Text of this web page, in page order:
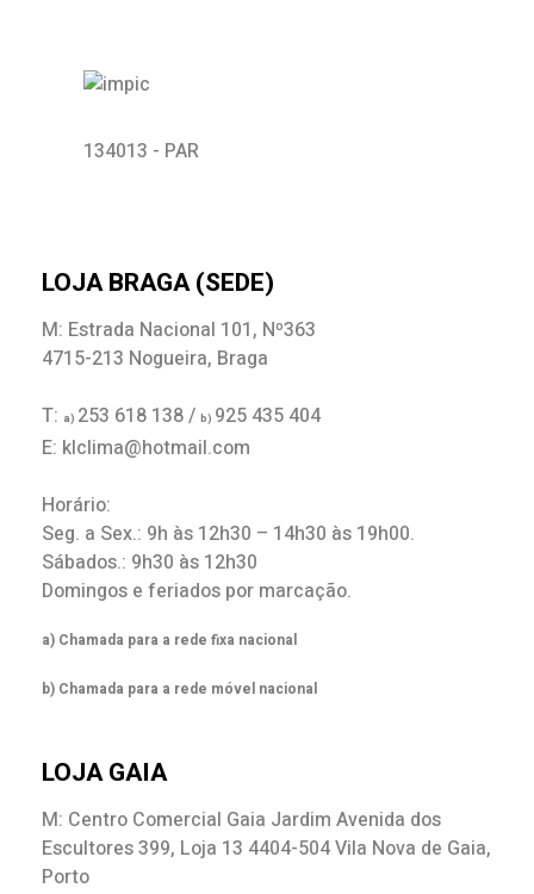
134013 - PAR
LOJA BRAGA (SEDE)
M: Estrada Nacional 101, Nº363
4715-213 Nogueira, Braga
T: a) 253 618 138 / b) 925 435 404
E: klclima@hotmail.com
Horário:
Seg. a Sex.: 9h às 12h30 – 14h30 às 19h00.
Sábados.: 9h30 às 12h30
Domingos e feriados por marcação.
a) Chamada para a rede fixa nacional
b) Chamada para a rede móvel nacional
LOJA GAIA
M: Centro Comercial Gaia Jardim Avenida dos
Escultores 399, Loja 13 4404-504 Vila Nova de Gaia,
Porto